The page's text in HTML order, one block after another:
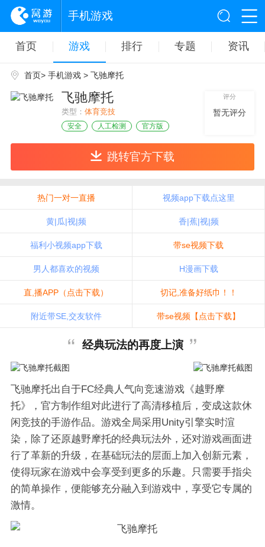
手机游戏
首页 游戏 排行 专题 资讯
首页> 手机游戏> 飞驰摩托
飞驰摩托
类型： 体育竞技
安全 人工检测 官方版
评分
暂无评分
跳转官方下载
热门一对一直播 视频app下载点这里
黄|瓜|视|频 香|蕉|视|频
福利小视频app下载 带se视频下载
男人都喜欢的视频 H漫画下载
直,播APP（点击下载） 切记,准备好纸巾！！
附近带SE,交友软件 带se视频【点击下载】
经典玩法的再度上演
飞驰摩托出自于FC经典人气向竞速游戏《越野摩
托》，官方制作组对此进行了高清移植后，变成这款休
闲竞技的手游作品。游戏全局采用Unity引擎实时渲
染，除了还原越野摩托的经典玩法外，还对游戏画面进
行了革新的升级，在基础玩法的层面上加入创新元素，
使得玩家在游戏中会享受到更多的乐趣。只需要手指尖
的简单操作，便能够充分融入到游戏中，享受它专属的
激情。